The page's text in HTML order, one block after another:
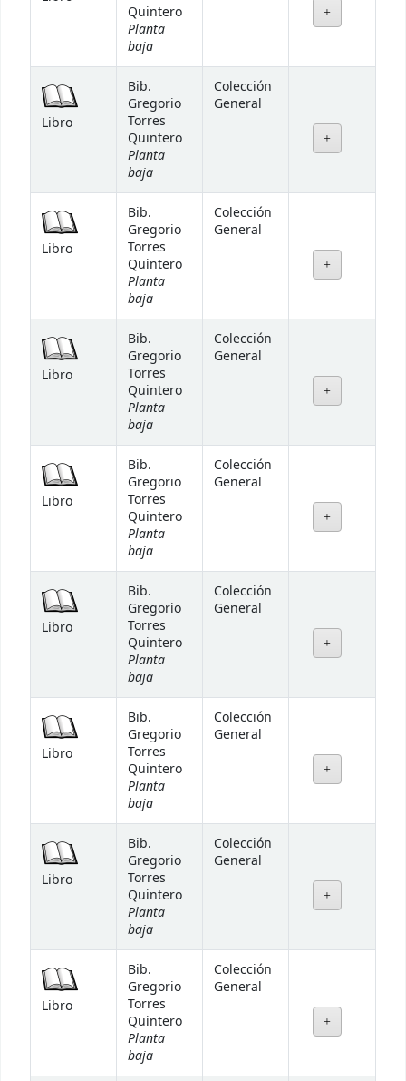
Quintero
Planta
baja
Libro
Bib.
Gregorio
Torres
Quintero
Planta
baja
Colección
General
Libro
Bib.
Gregorio
Torres
Quintero
Planta
baja
Colección
General
Libro
Bib.
Gregorio
Torres
Quintero
Planta
baja
Colección
General
Libro
Bib.
Gregorio
Torres
Quintero
Planta
baja
Colección
General
Libro
Bib.
Gregorio
Torres
Quintero
Planta
baja
Colección
General
Libro
Bib.
Gregorio
Torres
Quintero
Planta
baja
Colección
General
Libro
Bib.
Gregorio
Torres
Quintero
Planta
baja
Colección
General
Libro
Bib.
Gregorio
Torres
Quintero
Planta
baja
Colección
General